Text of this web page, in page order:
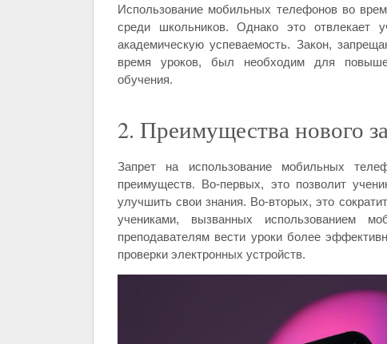
Использование мобильных телефонов во
среди школьников. Однако это отвлекает
академическую успеваемость. Закон,
время уроков, был необходим для
обучения.
2. Преимущества нового
Запрет на использование мобильных
преимуществ. Во-первых, это позволит
улучшить свои знания. Во-вторых, это
учениками, вызванных использованием
преподавателям вести уроки более
проверки электронных устройств.